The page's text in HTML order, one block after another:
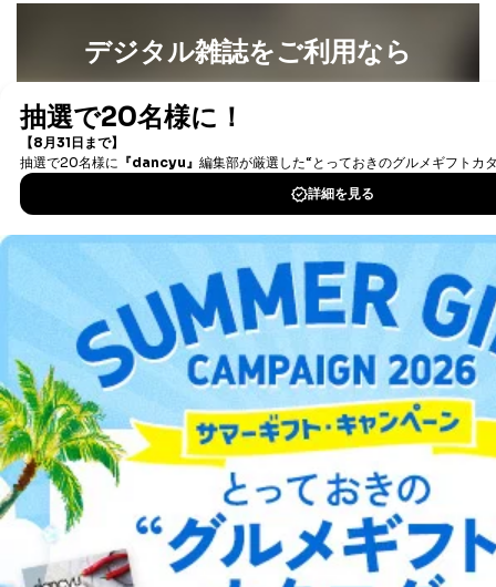
①利用目的を本人に通知し、又は公表することによって
本人又は第三者の生命、身体、財産その他の権利利益を
害するおそれがある場合
②利用目的を本人に通知し、又は公表することによって
当該事業者の権利又は正当な利益を害するおそれがある
場合
③国の機関又は地方公共団体が法令の定める事務を遂行
することに対して協力する必要がある場合であって、利
用目的を本人に通知し、又は公表することによって当該
④開示対象個人情報の利用目的が明らかな場合
開示対象個人情報については、保有個人データの本人ま
たはその代理人からの利用目的の通知、開示、変更等
（内容の訂正、追加または削除）、利用停止等（「利用
の停止または消去」「第三者への提供の停止」）の求め
に対応させていただいております。 当社顧客の皆様の
個人情報は「マイページ」にログインしていただくこと
で、訂正、追加、変更を行っていただくことが出来ま
す。マイページをご利用いただけない方、その他の方に
つきましては、下記Aをご覧ください。 また、ご登録い
ただいた個人情報のうち、市町村などの名称および郵便
番号、金融機関の名称あるいはクレジットカードの有効
期限など、商品のお届けやご請求を行う上で支障がある
情報に変更があった場合には、当社が登録情報を変更さ
デジタル雑誌をご利用なら
書籍）が無料で読み放題！
DOWNLOAD FOR IOS
DOWNLOAD FOR ANDROID
ご利用方法はこちら
総合案内
アフィリエイト 採用情報
プレスリリース お問い合わせ
利用規約プライバシーポリシー 特定商取引法に基づく表示 出版社の皆様へ